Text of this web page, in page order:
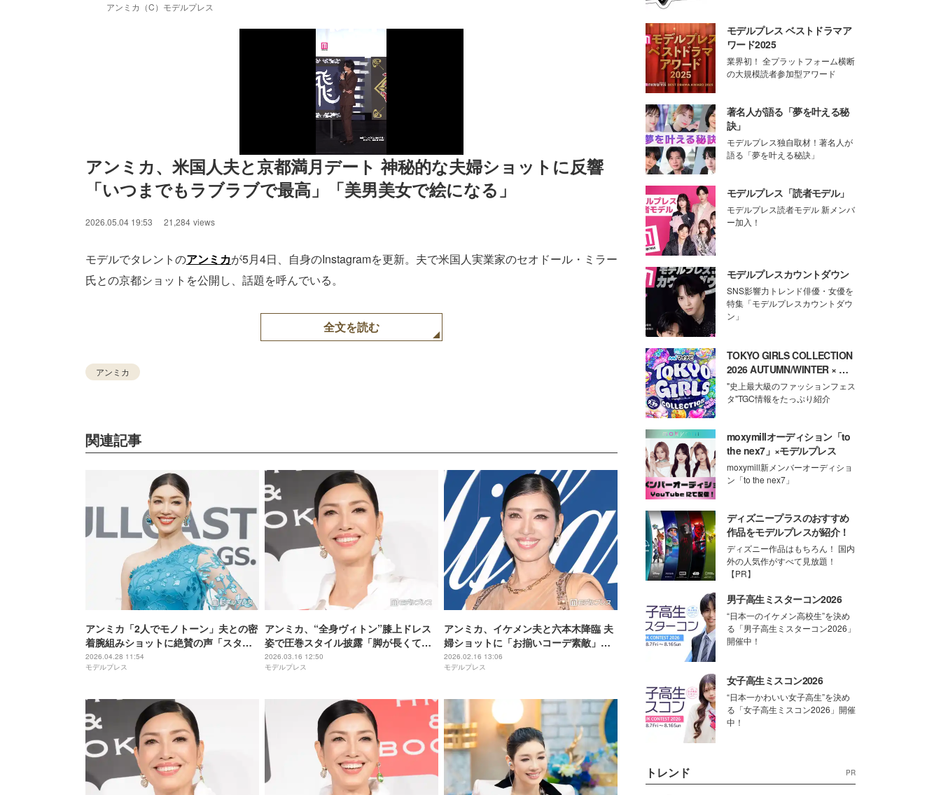
アンミカ（C）モデルプレス
アンミカ、米国人夫と京都満月デート 神秘的な夫婦ショットに反響
「いつまでもラブラブで最高」「美男美女で絵になる」
2026.05.04 19:53 21,284 views
モデルでタレントのアンミカが5月4日、自身のInstagramを更新。夫で米国人実業家のセオドール・ミラー
氏との京都ショットを公開し、話題を呼んでいる。
全文を読む
アンミカ
関連記事
アンミカ「2人でモノトーン」夫との密
着腕組みショットに絶賛の声「スタイ
ル異次元」「映画のワンシーンみた
い」
2026.04.28 11:54
モデルプレス
アンミカ、“全身ヴィトン”膝上ドレス
姿で圧巻スタイル披露「脚が長くて綺
麗」「美しい着こなし」と絶賛の声
2026.03.16 12:50
モデルプレス
アンミカ、イケメン夫と六本木降臨 夫
婦ショットに「お揃いコーデ素敵」
「綺麗な夜景に負けてない」の声
2026.02.16 13:06
モデルプレス
モデルプレス ベストドラマア
ワード2025
業界初！ 全プラットフォーム横断
の大規模読者参加型アワード
著名人が語る「夢を叶える秘
訣」
モデルプレス独自取材！著名人が
語る「夢を叶える秘訣」
モデルプレス「読者モデル」
モデルプレス読者モデル 新メンバ
ー加入！
モデルプレスカウントダウン
SNS影響力トレンド俳優・女優を
特集「モデルプレスカウントダウ
ン」
TOKYO GIRLS COLLECTION
2026 AUTUMN/WINTER × モ
デルプレス
"史上最大級のファッションフェス
タ"TGC情報をたっぷり紹介
moxymillオーディション「to
the nex7」×モデルプレス
moxymill新メンバーオーディショ
ン「to the nex7」
ディズニープラスのおすすめ
作品をモデルプレスが紹介！
ディズニー作品はもちろん！ 国内
外の人気作がすべて見放題！
【PR】
男子高生ミスターコン2026
“日本一のイケメン高校生”を決め
る「男子高生ミスターコン2026」
開催中！
女子高生ミスコン2026
“日本一かわいい女子高生”を決め
る「女子高生ミスコン2026」開催
中！
トレンド PR